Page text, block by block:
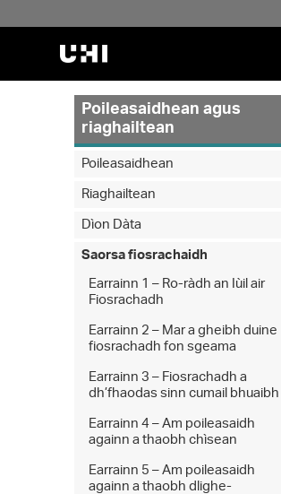
Poileasaidhean agus
riaghailtean
Poileasaidhean
Riaghailtean
Dìon Dàta
Saorsa fiosrachaidh
Earrainn 1 – Ro-ràdh an Iùil air
Fiosrachadh
Earrainn 2 – Mar a gheibh duine
fiosrachadh fon sgeama
Earrainn 3 – Fiosrachadh a
dh’fhaodas sinn cumail bhuaibh
Earrainn 4 – Am poileasaidh
againn a thaobh chìsean
Earrainn 5 – Am poileasaidh
againn a thaobh dlighe-